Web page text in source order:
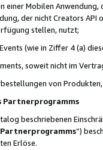
einer Mobilen
der nicht Creators
stellen, nutzt;
(wie in Ziffer 4 (a)
soweit nicht im
von
Partnerprogramms
beschriebenen
“)
Erlöse.